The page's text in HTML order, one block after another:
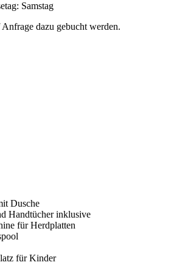
Samstag
dazu gebucht werden.
Dusche
Handtücher inklusive
für Herdplatten
für Kinder